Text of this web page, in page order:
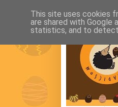
This site uses cookies
are shared with Google
statistics, and to detect